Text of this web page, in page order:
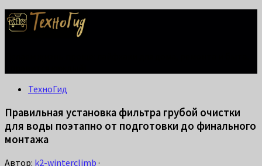
ТехноГид
Правильная установка фильтра грубой очистки
для воды поэтапно от подготовки до финального
монтажа
Автор: k2-winterclimb ·